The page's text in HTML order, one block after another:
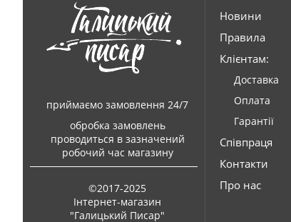
приймаємо замовлення 24/7
обробка замовлень
проводиться в зазначений
робочий час магазину
©2017-2025
Інтернет-магазин
"Галицький Писар"
Новини
Правила
Клієнтам:
Доставка
Оплата
Гарантії
Співпраця
Контакти
Про нас